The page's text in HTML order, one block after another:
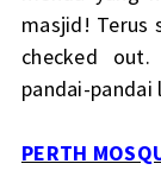
masjid! Terus
checked
pandai-pandai
PERTH